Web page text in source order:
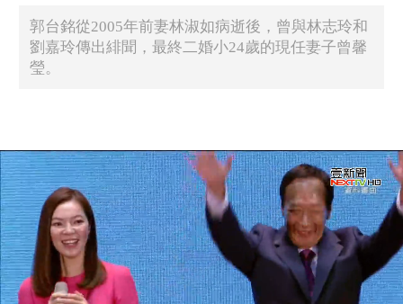
郭台銘從2005年前妻林淑如病逝後，曾與林志玲和
劉嘉玲傳出緋聞，最終二婚小24歲的現任妻子曾馨
瑩。